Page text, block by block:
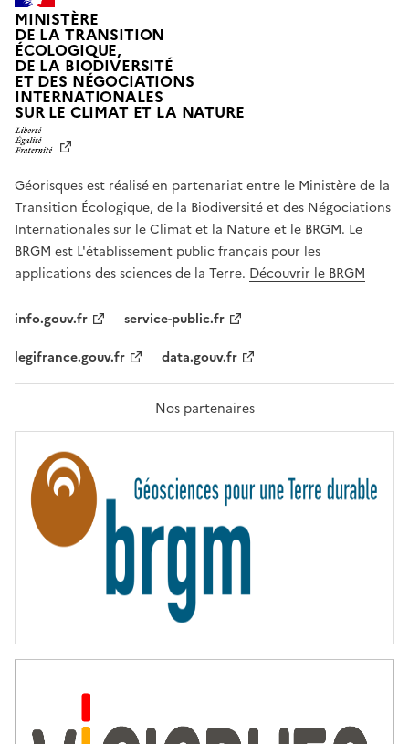
MINISTÈRE
DE LA TRANSITION
ÉCOLOGIQUE,
DE LA BIODIVERSITÉ
ET DES NÉGOCIATIONS
INTERNATIONALES
SUR LE CLIMAT ET LA NATUREL
T
É
,
É
G
A
L
F
A
T
R
T
É
Géorisques est réalisé en partenariat entre le Ministère de la
Transition Écologique, de la Biodiversité et des Négociations
Internationales sur le Climat et la Nature et le BRGM. Le
BRGM est L'établissement public français pour les
applications des sciences de la Terre. Découvrir le BRGM
info.gouv.fr
service-public.fr
legifrance.gouv.fr
data.gouv.fr
Nos partenaires